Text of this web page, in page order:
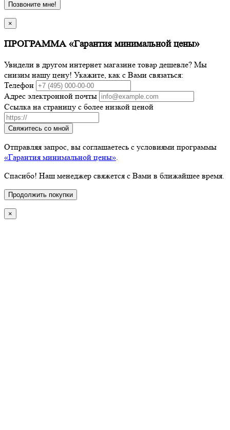
Позвоните мне!
×
ПРОГРАММА «Гарантия минимальной цены»
Увидели в другом интернет магазине товар дешевле? Мы
снизим нашу цену! Укажите, как с Вами связаться:
Телефон
Адрес электронной почты
Ссылка на страницу с более низкой ценой
Свяжитесь со мной
Отправляя запрос, вы соглашаетесь с условиями программы
«Гарантия минимальной цены»
Спасибо! Наш менеджер свяжется с Вами в ближайшее время.
Продолжить покупки
×